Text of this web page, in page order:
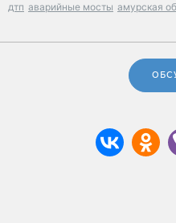
дтп аварийные мосты амурская